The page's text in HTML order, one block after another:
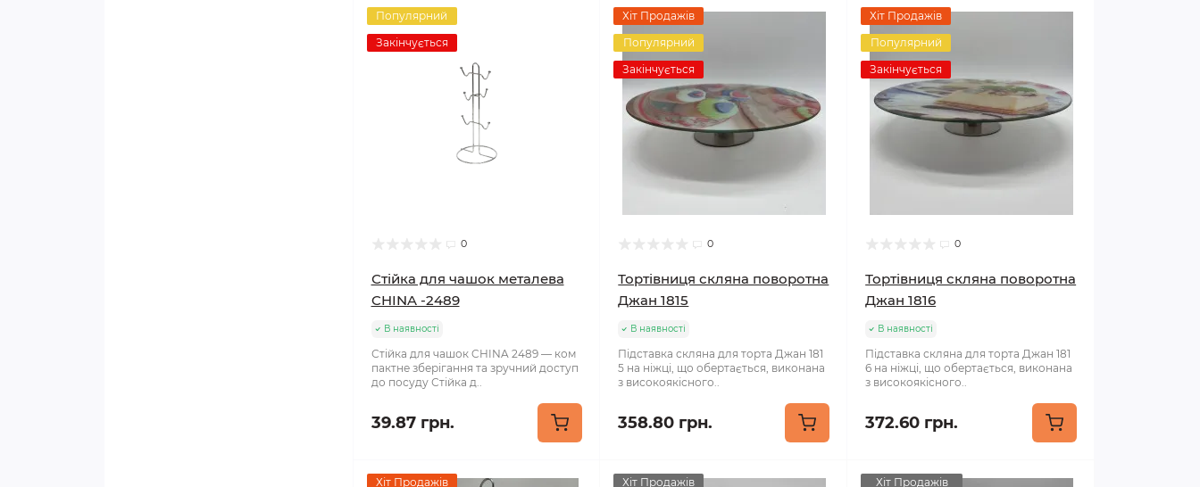
Популярний
Закінчується
0
Стійка для чашок металева
CHINA -2489
В наявності
Стійка для чашок CHINA 2489 — ком
пактне зберігання та зручний доступ
до посуду Стійка д..
39.87 грн.
Хіт Продажів
Популярний
Закінчується
0
Тортівниця скляна поворотна
Джан 1815
В наявності
Підставка скляна для торта Джан 181
5 на ніжці, що обертається, виконана
з високоякісного..
358.80 грн.
Хіт Продажів
Популярний
Закінчується
0
Тортівниця скляна поворотна
Джан 1816
В наявності
Підставка скляна для торта Джан 181
6 на ніжці, що обертається, виконана
з високоякісного..
372.60 грн.
Хіт Продажів Хіт Продажів Хіт Продажів